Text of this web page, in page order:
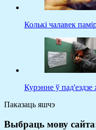
Колькі чалавек
Курэнне ў
Паказаць яшчэ
Выбраць мову